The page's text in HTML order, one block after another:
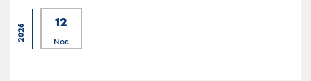
2026
12
Νοε